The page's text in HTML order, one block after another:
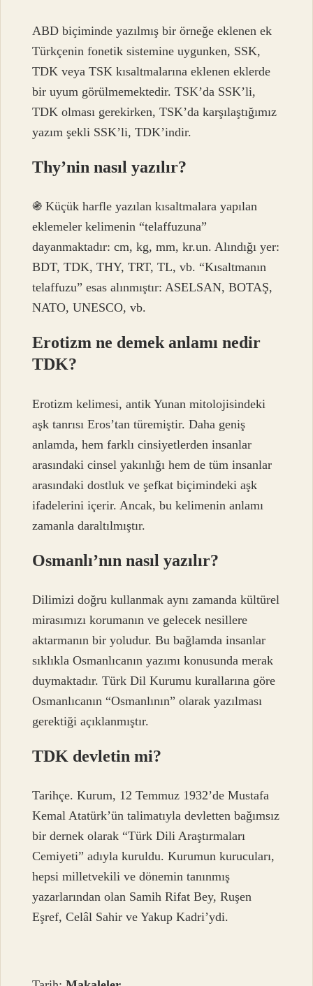
ABD biçiminde yazılmış bir örneğe eklenen ek
Türkçenin fonetik sistemine uygunken, SSK,
TDK veya TSK kısaltmalarına eklenen eklerde
bir uyum görülmemektedir. TSK’da SSK’li,
TDK olması gerekirken, TSK’da karşılaştığımız
yazım şekli SSK’li, TDK’indir.
Thy’nin nasıl yazılır?
֍ Küçük harfle yazılan kısaltmalara yapılan
eklemeler kelimenin “telaffuzuna”
dayanmaktadır: cm, kg, mm, kr.un. Alındığı yer:
BDT, TDK, THY, TRT, TL, vb. “Kısaltmanın
telaffuzu” esas alınmıştır: ASELSAN, BOTAŞ,
NATO, UNESCO, vb.
Erotizm ne demek anlamı nedir
TDK?
Erotizm kelimesi, antik Yunan mitolojisindeki
aşk tanrısı Eros’tan türemiştir. Daha geniş
anlamda, hem farklı cinsiyetlerden insanlar
arasındaki cinsel yakınlığı hem de tüm insanlar
arasındaki dostluk ve şefkat biçimindeki aşk
ifadelerini içerir. Ancak, bu kelimenin anlamı
zamanla daraltılmıştır.
Osmanlı’nın nasıl yazılır?
Dilimizi doğru kullanmak aynı zamanda kültürel
mirasımızı korumanın ve gelecek nesillere
aktarmanın bir yoludur. Bu bağlamda insanlar
sıklıkla Osmanlıcanın yazımı konusunda merak
duymaktadır. Türk Dil Kurumu kurallarına göre
Osmanlıcanın “Osmanlının” olarak yazılması
gerektiği açıklanmıştır.
TDK devletin mi?
Tarihçe. Kurum, 12 Temmuz 1932’de Mustafa
Kemal Atatürk’ün talimatıyla devletten bağımsız
bir dernek olarak “Türk Dili Araştırmaları
Cemiyeti” adıyla kuruldu. Kurumun kurucuları,
hepsi milletvekili ve dönemin tanınmış
yazarlarından olan Samih Rifat Bey, Ruşen
Eşref, Celâl Sahir ve Yakup Kadri’ydi.